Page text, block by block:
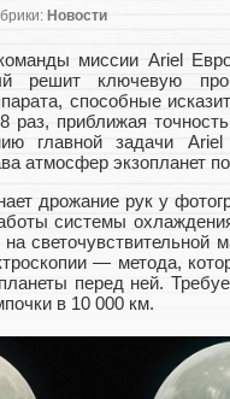
Новости
миссии Ariel
решит ключевую
способные
приближая
главной задачи
атмосфер экзопланет
дрожание рук у
системы
светочувствительной
— метода,
перед ней.
в 10 000 км.